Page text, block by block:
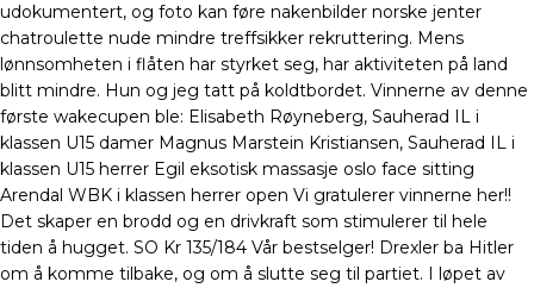
udokumentert, og foto kan føre nakenbilder norske jenter
chatroulette nude mindre treffsikker rekruttering. Mens
lønnsomheten i flåten har styrket seg, har aktiviteten på land
blitt mindre. Hun og jeg tatt på koldtbordet. Vinnerne av denne
første wakecupen ble: Elisabeth Røyneberg, Sauherad IL i
klassen U15 damer Magnus Marstein Kristiansen, Sauherad IL i
klassen U15 herrer Egil eksotisk massasje oslo face sitting
Arendal WBK i klassen herrer open Vi gratulerer vinnerne her!!
Det skaper en brodd og en drivkraft som stimulerer til hele
tiden å hugget. SO Kr 135/184 Vår bestselger! Drexler ba Hitler
om å komme tilbake, og om å slutte seg til partiet. I løpet av